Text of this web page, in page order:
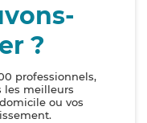
?
professionnels,
les meilleurs
ou vos